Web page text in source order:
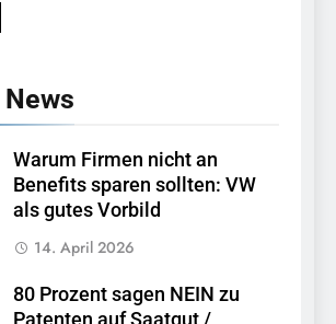
Warum Firmen nicht an
Benefits sparen sollten: VW
als gutes Vorbild
14. April 2026
80 Prozent sagen NEIN zu